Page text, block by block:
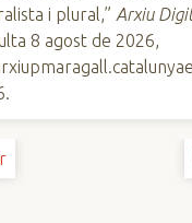
i plural,” Arxiu
8 agost de 2026,
.